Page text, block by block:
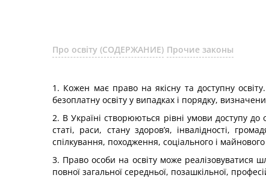
Про освіту (СОДЕРЖАНИЕ) Прочие законы
1. Кожен має право на якісну та доступну
безоплатну освіту у випадках і порядку,
2. В Україні створюються рівні умови доступу до
статі, раси, стану здоров’я, інвалідності,
спілкування, походження, соціального і
3. Право особи на освіту може реалізовуватися
повної загальної середньої, позашкільної,